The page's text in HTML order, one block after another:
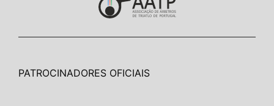
PATROCINADORES OFICIAIS